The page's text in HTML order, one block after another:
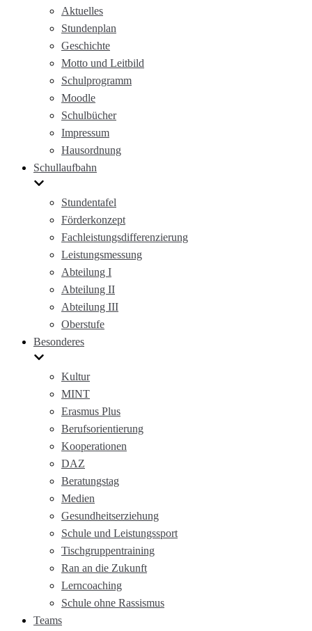
Aktuelles
Stundenplan
Geschichte
Motto und Leitbild
Schulprogramm
Moodle
Schulbücher
Impressum
Hausordnung
Schullaufbahn
Stundentafel
Förderkonzept
Fachleistungsdifferenzierung
Leistungsmessung
Abteilung I
Abteilung II
Abteilung III
Oberstufe
Besonderes
Kultur
MINT
Erasmus Plus
Berufsorientierung
Kooperationen
DAZ
Beratungstag
Medien
Gesundheitserziehung
Schule und Leistungssport
Tischgruppentraining
Ran an die Zukunft
Lerncoaching
Schule ohne Rassismus
Teams